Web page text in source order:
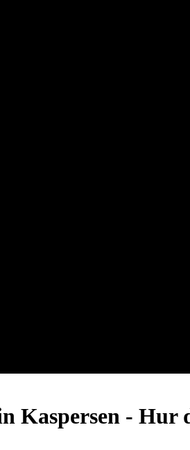
Kaspersen -